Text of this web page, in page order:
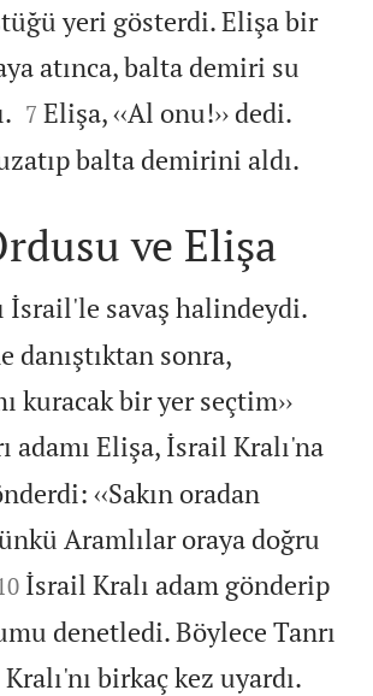
yeri gösterdi. Elişa bir
atınca, balta demiri su


7 Elişa, ‹‹Al onu!›› dedi.
balta demirini aldı.
ve Elişa
İsrail'le savaş halindeydi.
danıştıktan sonra,
kuracak bir yer seçtim››
adamı Elişa, İsrail Kralı'na
‹‹Sakın oradan
Aramlılar oraya doğru
İsrail Kralı adam gönderip
denetledi. Böylece Tanrı
birkaç kez uyardı.